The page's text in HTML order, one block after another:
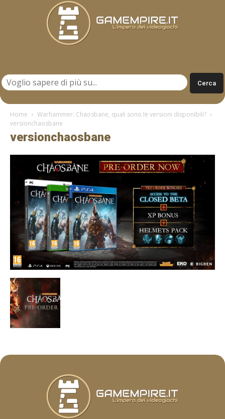
Home
Warhammer: Chaosbane, quali sono le versioni disponibili?
versionchaosbane
versionchaosbane